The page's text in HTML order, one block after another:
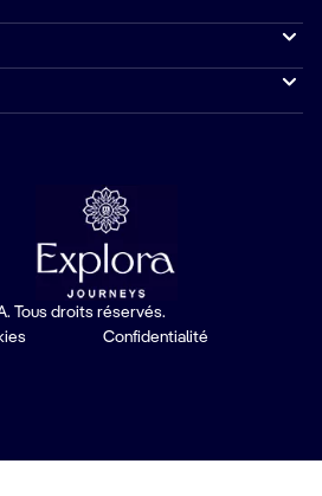
Tous droits réservés.
Confidentialité